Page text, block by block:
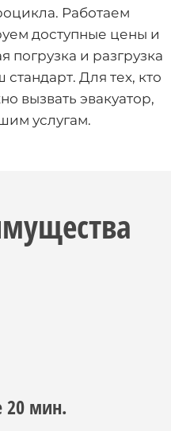
Работаем
доступные цены и
погрузка и разгрузка
Для тех, кто
вызвать эвакуатор,
услугам.
20 мин.